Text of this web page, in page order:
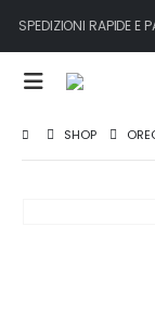
SPEDIZIONI RAPIDE E
SHOP